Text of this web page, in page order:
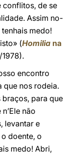
conflitos, de se
Assim no-
medo!
(Homilia na
encontro
que nos rodeia.
braços, para que
não
levantar e
doente, o
medo! Abri,